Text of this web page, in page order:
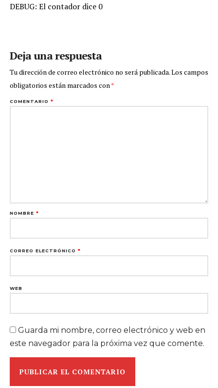
DEBUG: El contador dice 0
Deja una respuesta
Tu dirección de correo electrónico no será publicada.Los campos
obligatorios están marcados con*
COMENTARIO *
NOMBRE *
CORREO ELECTRÓNICO *
WEB
Guarda mi nombre, correo electrónico y web en
este navegador para la próxima vez que comente.